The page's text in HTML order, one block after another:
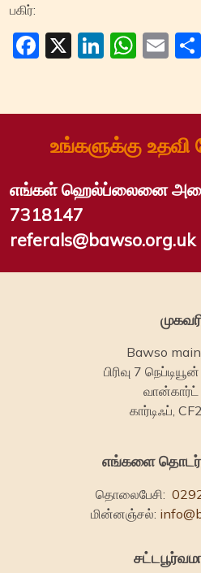
பகிர்:
Facebook
X LinkedIn
உங்களுக்கு
எங்கள் ஹெல்ப்லைனை
7318147
referals@bawso.org.uk
Bawso
பிரிவு 7
வான்கார்ட்
கார்டிஃப்,
எங்களை
தொலைபேசி:
மின்னஞ்சல்: